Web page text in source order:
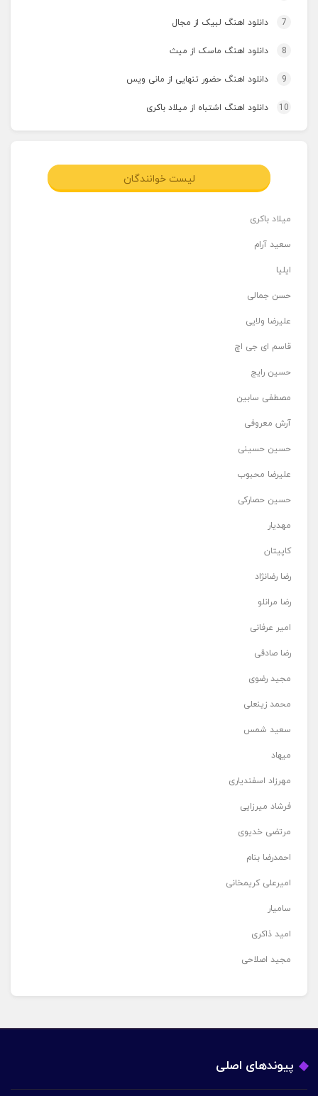
7 دانلود اهنگ لبیک از مجال
8 دانلود اهنگ ماسک از میث
9 دانلود اهنگ حضور تنهایی از مانی ویس
10 دانلود اهنگ اشتباه از میلاد باکری
لیست خوانندگان
میلاد باکری
سعید آرام
ایلیا
حسن جمالی
علیرضا ولایی
قاسم ای جی اچ
حسین رایج
مصطفی سابین
آرش معروفی
حسین حسینی
علیرضا محبوب
حسین حصارکی
مهدیار
کاپیتان
رضا رضانژاد
رضا مرانلو
امیر عرفانی
رضا صادقی
مجید رضوی
محمد زینعلی
سعید شمس
میهاد
مهرزاد اسفندیاری
فرشاد میرزایی
مرتضی خدیوی
احمدرضا بنام
امیرعلی کریمخانی
سامیار
امید ذاکری
مجید اصلاحی
پیوندهای اصلی